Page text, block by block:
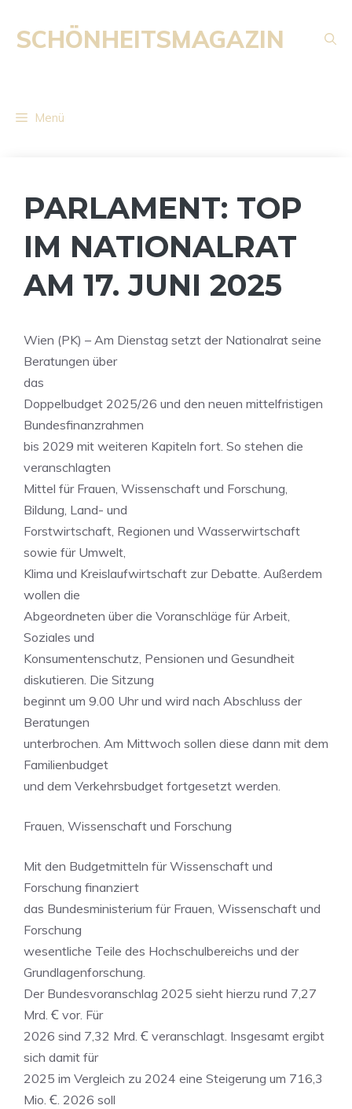
Inhalt
springen
SCHÖNHEITSMAGAZIN
Menü
PARLAMENT: TOP
IM NATIONALRAT
AM 17. JUNI 2025
Wien (PK) – Am Dienstag setzt der Nationalrat seine
Beratungen über
das
Doppelbudget 2025/26 und den neuen mittelfristigen
Bundesfinanzrahmen
bis 2029 mit weiteren Kapiteln fort. So stehen die
veranschlagten
Mittel für Frauen, Wissenschaft und Forschung,
Bildung, Land- und
Forstwirtschaft, Regionen und Wasserwirtschaft
sowie für Umwelt,
Klima und Kreislaufwirtschaft zur Debatte. Außerdem
wollen die
Abgeordneten über die Voranschläge für Arbeit,
Soziales und
Konsumentenschutz, Pensionen und Gesundheit
diskutieren. Die Sitzung
beginnt um 9.00 Uhr und wird nach Abschluss der
Beratungen
unterbrochen. Am Mittwoch sollen diese dann mit dem
Familienbudget
und dem Verkehrsbudget fortgesetzt werden.
Frauen, Wissenschaft und Forschung
Mit den Budgetmitteln für Wissenschaft und
Forschung finanziert
das Bundesministerium für Frauen, Wissenschaft und
Forschung
wesentliche Teile des Hochschulbereichs und der
Grundlagenforschung.
Der Bundesvoranschlag 2025 sieht hierzu rund 7,27
Mrd. Ꞓ vor. Für
2026 sind 7,32 Mrd. Ꞓ veranschlagt. Insgesamt ergibt
sich damit für
2025 im Vergleich zu 2024 eine Steigerung um 716,3
Mio. Ꞓ. 2026 soll